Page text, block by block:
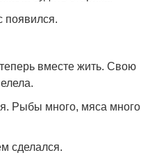
появился.
вместе жить. Свою
Рыбы много, мяса много
сделался.